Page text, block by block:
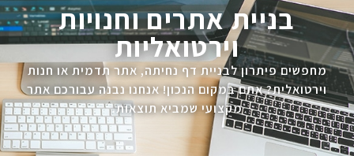
בניית אתרים וחנויות
וירטואליות
מחפשים פיתרון לבניית דף נחיתה, אתר תדמית או חנות
וירטואלית? אתם במקום הנכון! אנחנו נבנה עבורכם אתר
מקצועי שמביא תוצאות.